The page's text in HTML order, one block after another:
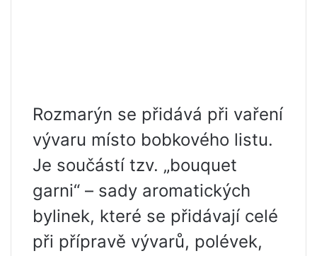
Rozmarýn se přidává při vaření
vývaru místo bobkového listu.
Je součástí tzv. „bouquet
garni“ – sady aromatických
bylinek, které se přidávají celé
při přípravě vývarů, polévek,